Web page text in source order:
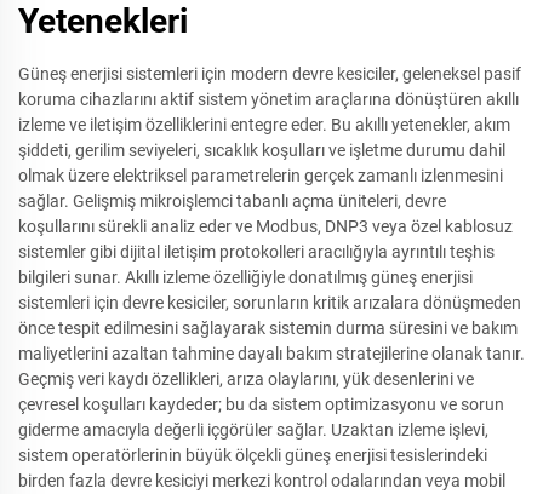
Yetenekleri
Güneş enerjisi sistemleri için modern devre kesiciler, geleneksel pasif
koruma cihazlarını aktif sistem yönetim araçlarına dönüştüren akıllı
izleme ve iletişim özelliklerini entegre eder. Bu akıllı yetenekler, akım
şiddeti, gerilim seviyeleri, sıcaklık koşulları ve işletme durumu dahil
olmak üzere elektriksel parametrelerin gerçek zamanlı izlenmesini
sağlar. Gelişmiş mikroişlemci tabanlı açma üniteleri, devre
koşullarını sürekli analiz eder ve Modbus, DNP3 veya özel kablosuz
sistemler gibi dijital iletişim protokolleri aracılığıyla ayrıntılı teşhis
bilgileri sunar. Akıllı izleme özelliğiyle donatılmış güneş enerjisi
sistemleri için devre kesiciler, sorunların kritik arızalara dönüşmeden
önce tespit edilmesini sağlayarak sistemin durma süresini ve bakım
maliyetlerini azaltan tahmine dayalı bakım stratejilerine olanak tanır.
Geçmiş veri kaydı özellikleri, arıza olaylarını, yük desenlerini ve
çevresel koşulları kaydeder; bu da sistem optimizasyonu ve sorun
giderme amacıyla değerli içgörüler sağlar. Uzaktan izleme işlevi,
sistem operatörlerinin büyük ölçekli güneş enerjisi tesislerindeki
birden fazla devre kesiciyi merkezi kontrol odalarından veya mobil